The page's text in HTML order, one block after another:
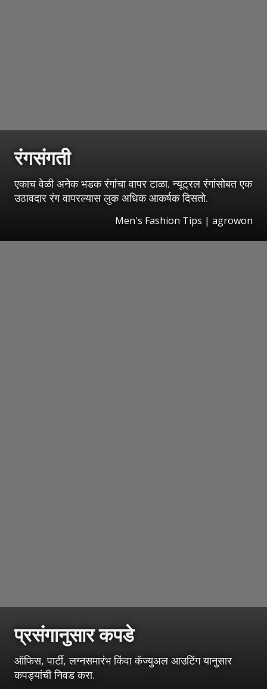
रंगसंगती
एकाच वेळी अनेक भडक रंगांचा वापर टाळा. न्यूट्रल रंगांसोबत एक
उठावदार रंग वापरल्यास लुक अधिक आकर्षक दिसतो.
Men's Fashion Tips | agrowon
प्रसंगानुसार कपडे
ऑफिस, पार्टी, लग्नसमारंभ किंवा कॅज्युअल आउटिंग यानुसार
कपड्यांची निवड करा.